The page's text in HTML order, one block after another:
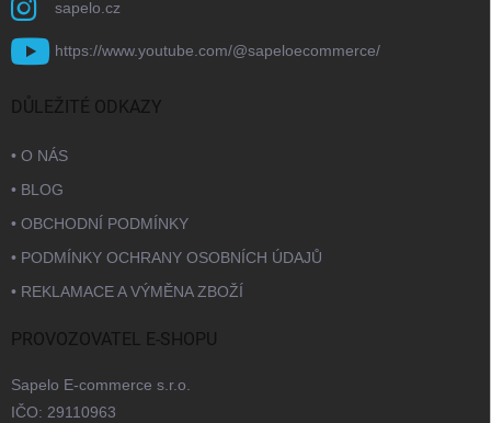
sapelo.cz
https://www.youtube.com/@sapeloecommerce/
DŮLEŽITÉ ODKAZY
• O NÁS
• BLOG
• OBCHODNÍ PODMÍNKY
• PODMÍNKY OCHRANY OSOBNÍCH ÚDAJŮ
• REKLAMACE A VÝMĚNA ZBOŽÍ
PROVOZOVATEL E-SHOPU
Sapelo E-commerce s.r.o.
IČO: 29110963